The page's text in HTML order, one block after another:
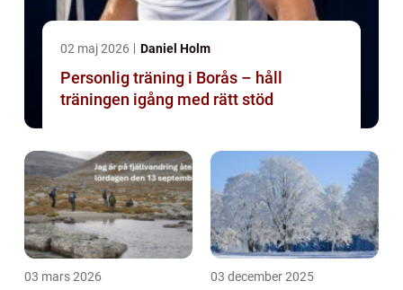
02 maj 2026 Daniel Holm
Personlig träning i Borås – håll
träningen igång med rätt stöd
03 mars 2026 03 december 2025